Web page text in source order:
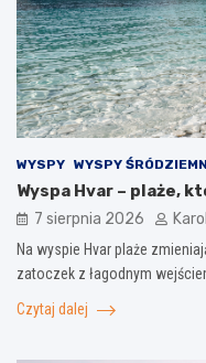
WYSPY WYSPY
Wyspa Hvar – plaże,
7 sierpnia 2026
Na wyspie Hvar plaże
zatoczek z łagodnym
Czytaj dalej